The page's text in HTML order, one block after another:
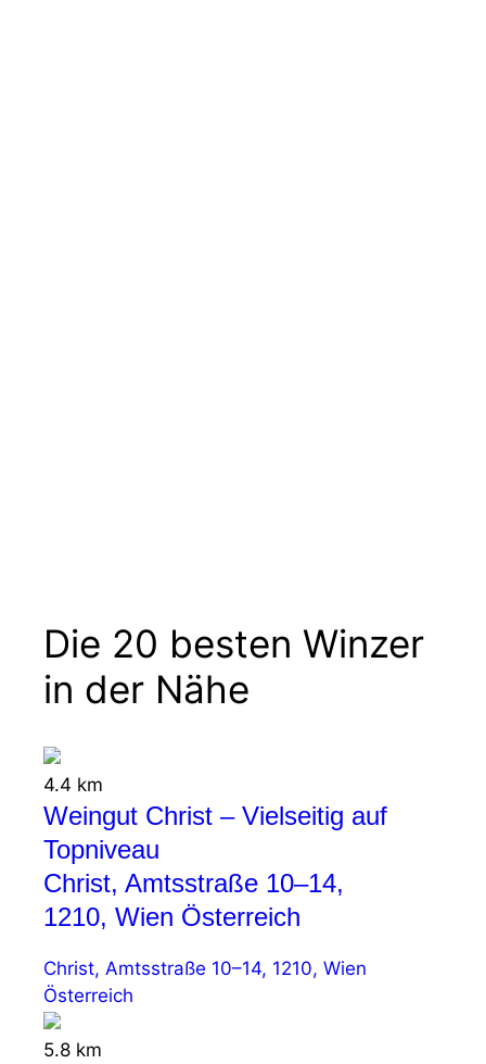
Die 20 besten Winzer
in der Nähe
4.4 km
Weingut Christ – Vielseitig auf
Topniveau
Christ, Amtsstraße 10–14,
1210, Wien Österreich
Christ, Amtsstraße 10–14, 1210, Wien
Österreich
5.8 km